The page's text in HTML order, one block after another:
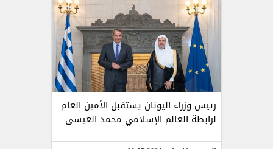
رئيس وزراء اليونان يستقبل الأمين العام
لرابطة العالم الإسلامي محمد العيسى